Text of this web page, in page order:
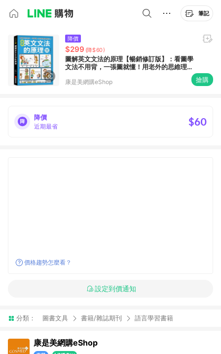
筆記
降價
$299 (降$60)
圖解英文文法的原理【暢銷修訂版】：看圖學
文法不用背，一張圖就懂！用老外的思維理解
康是美網購eShop 搶購
降價
近期最省 $60
價格趨勢怎麼看？
設定到價通知
分類： 圖書文具 書籍/雜誌期刊 語言學習書籍
康是美網購eShop